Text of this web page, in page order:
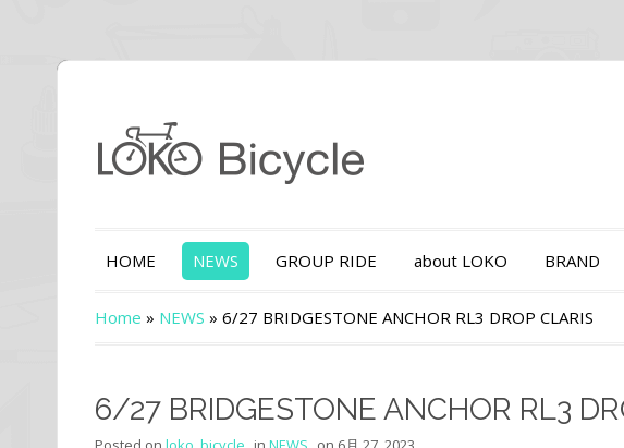
HOME NEWS GROUP RIDE about LOKO BRAND
Home » NEWS » 6/27 BRIDGESTONE ANCHOR RL3 DROP CLARIS
6/27 BRIDGESTONE ANCHOR RL3